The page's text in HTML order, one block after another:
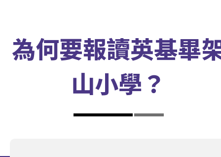
為何要報讀英基畢
山小學？